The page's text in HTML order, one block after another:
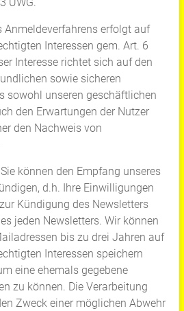
Anmeldeverfahrens erfolgt auf
Interessen gem. Art. 6
Interesse richtet sich auf den
sowie sicheren
sowohl unseren geschäftlichen
den Erwartungen der Nutzer
den Nachweis von
können den Empfang unseres
d.h. Ihre Einwilligungen
Kündigung des Newsletters
jeden Newsletters. Wir können
bis zu drei Jahren auf
Interessen speichern
eine ehemals gegebene
zu können. Die Verarbeitung
Zweck einer möglichen Abwehr